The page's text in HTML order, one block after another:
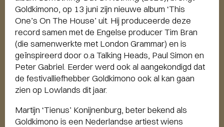
Goldkimono, op 13 juni zijn nieuwe album ‘This
One’s On The House’ uit. Hij produceerde deze
record samen met de Engelse producer Tim Bran
(die samenwerkte met London Grammar) en is
geïnspireerd door o.a Talking Heads, Paul Simon en
Peter Gabriel. Eerder werd ook al aangekondigd dat
de festivalliefhebber Goldkimono ook al kan gaan
zien op Lowlands dit jaar.
Martijn ‘Tienus’ Konijnenburg, beter bekend als
Goldkimono is een Nederlandse artiest wiens